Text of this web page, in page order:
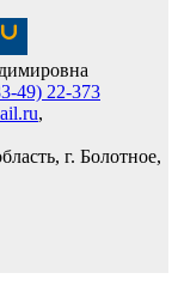
49) 22-373
,
г. Болотное,